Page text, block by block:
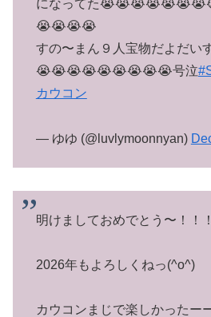
になってた
😭😭😭😭
すの〜まん９人宝物だよだ
😭😭😭😭😭😭😭😭😭号泣
カウコン
— ゆゆ (@luvlymoonnyan)
明けましておめでとう〜！！
2026年もよろしくねっ(^o^)
カウコンまじで楽しかったー